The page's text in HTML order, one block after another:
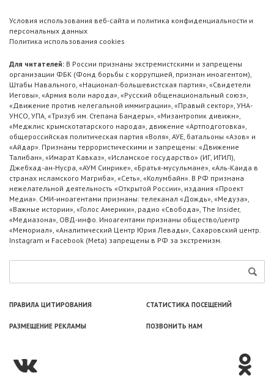
Условия использования веб-сайта и политика конфиденциальности и
персональных данных
Политика использования cookies
Для читателей: В России признаны экстремистскими и запрещены
организации ФБК (Фонд борьбы с коррупцией, признан иноагентом),
Штабы Навального, «Национал-большевистская партия», «Свидетели
Иеговы», «Армия воли народа», «Русский общенациональный союз»,
«Движение против нелегальной иммиграции», «Правый сектор», УНА-
УНСО, УПА, «Тризуб им. Степана Бандеры», «Мизантропик дивижн»,
«Меджлис крымскотатарского народа», движение «Артподготовка»,
общероссийская политическая партия «Воля», АУЕ, батальоны «Азов» и
«Айдар». Признаны террористическими и запрещены: «Движение
Талибан», «Имарат Кавказ», «Исламское государство» (ИГ, ИГИЛ),
Джебхад-ан-Нусра, «АУМ Синрике», «Братья-мусульмане», «Аль-Каида в
странах исламского Магриба», «Сеть», «Колумбайн». В РФ признана
нежелательной деятельность «Открытой России», издания «Проект
Медиа». СМИ-иноагентами признаны: телеканал «Дождь», «Медуза»,
«Важные истории», «Голос Америки», радио «Свобода», The Insider,
«Медиазона», ОВД-инфо. Иноагентами признаны общество/центр
«Мемориал», «Аналитический Центр Юрия Левады», Сахаровский центр.
Instagram и Facebook (Metа) запрещены в РФ за экстремизм.
ПРАВИЛА ЦИТИРОВАНИЯ СТАТИСТИКА ПОСЕЩЕНИЙ
РАЗМЕЩЕНИЕ РЕКЛАМЫ ПОЗВОНИТЬ НАМ